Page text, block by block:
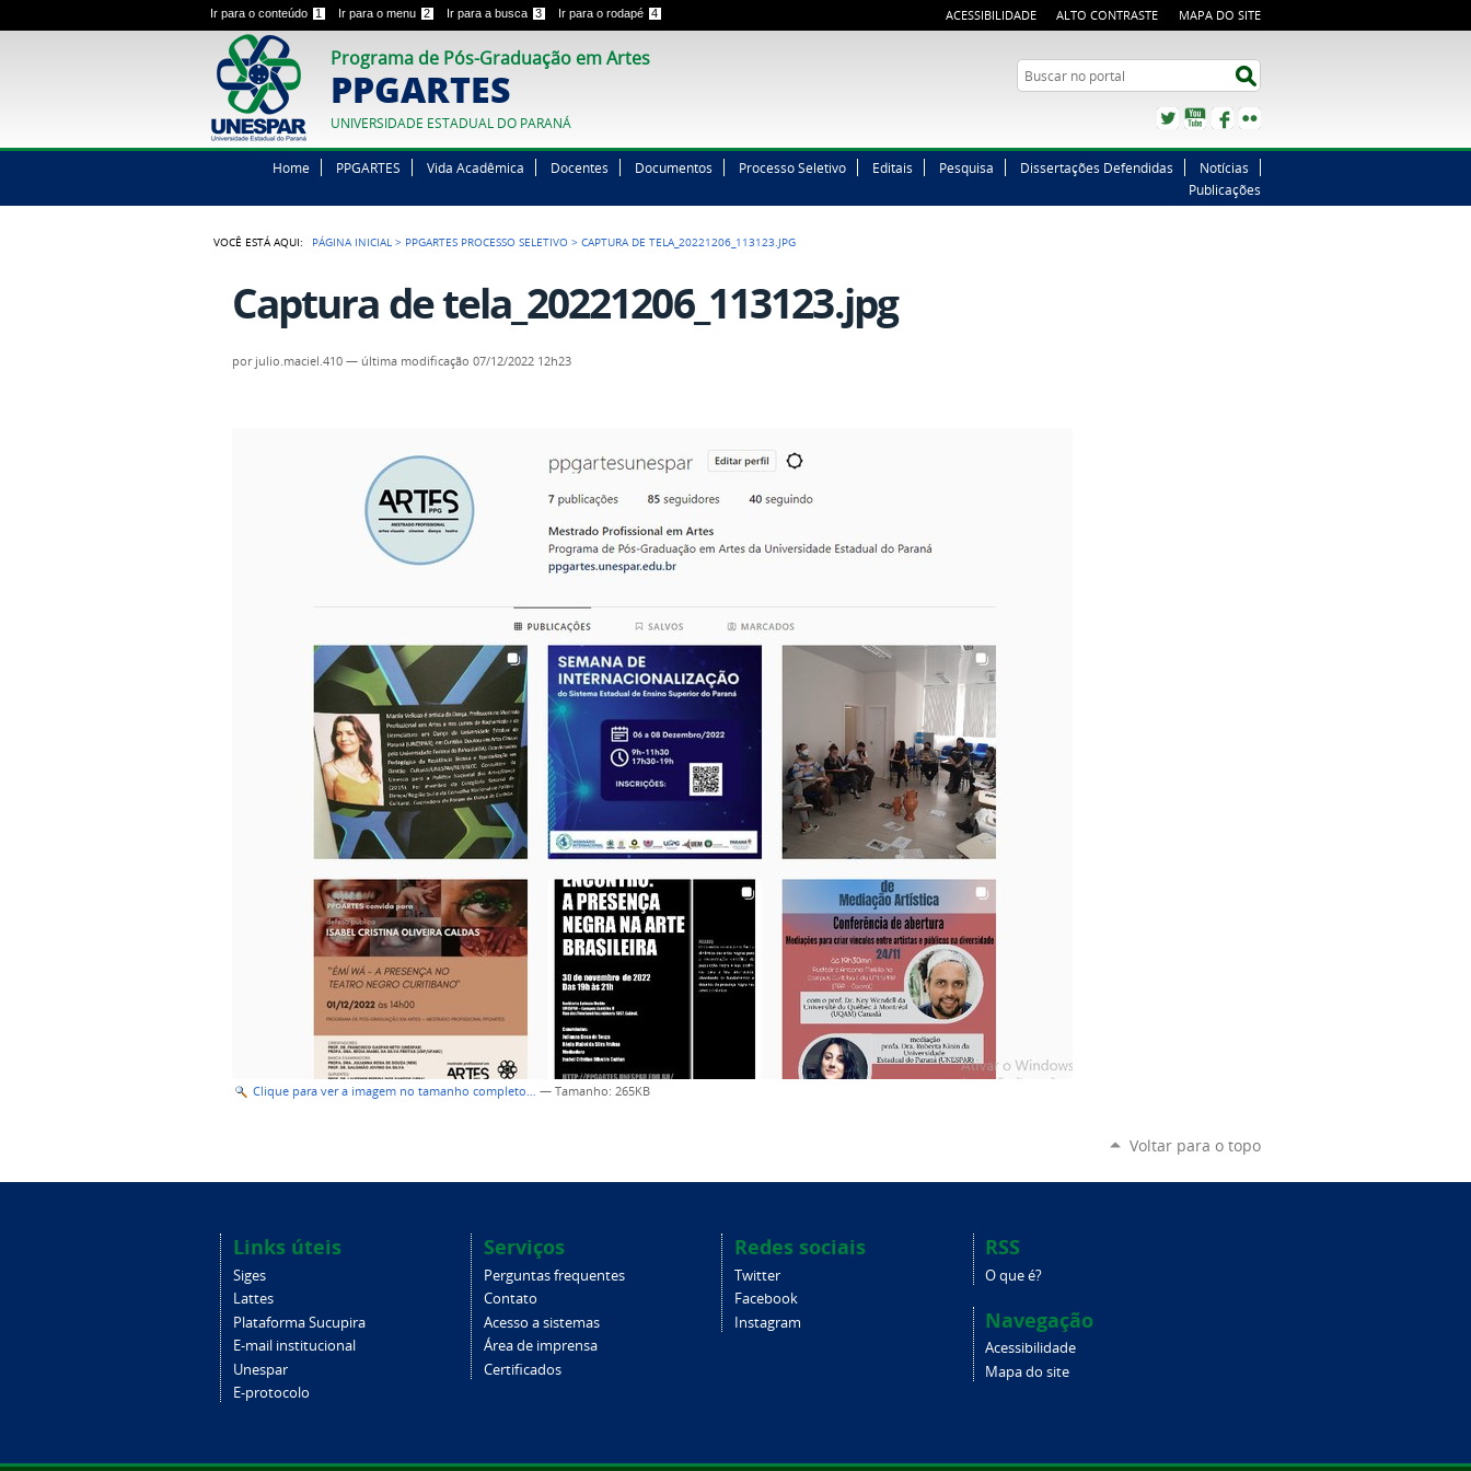
Ir para o conteúdo 1 Ir para o menu 2 Ir para a busca 3 Ir para o rodapé 4 ACESSIBILIDADE ALTO CONTRASTE MAPA DO SITE
Programa de Pós-Graduação em Artes
PPGARTES
UNIVERSIDADE ESTADUAL DO PARANÁ
Buscar no portal
TwitterYouTubeFacebook
Home PPGARTES Vida Acadêmica Docentes Documentos Processo Seletivo Editais Pesquisa Dissertações Defendidas
Notícias
Publicações
VOCÊ ESTÁ AQUI: PÁGINA INICIAL > PPGARTES PROCESSO SELETIVO >CAPTURA DE TELA_20221206_113123.JPG
Captura de tela_20221206_113123.jpg
por julio.maciel.410— última modificação 07/12/2022 12h23
Clique para ver a imagem no tamanho completo… — Tamanho: 265KB
Voltar para o topo
Links úteis
Siges
Lattes
Plataforma Sucupira
E-mail institucional
Unespar
E-protocolo
Serviços
Perguntas frequentes
Contato
Acesso a sistemas
Área de imprensa
Certificados
Redes sociais
Twitter
Facebook
Instagram
RSS
O que é?
Navegação
Acessibilidade
Mapa do site